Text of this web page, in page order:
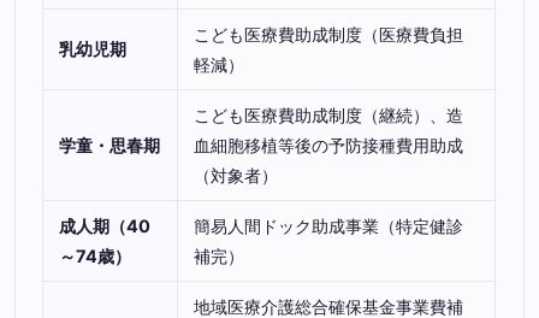
乳幼児期
こども医療費助成制度（医療費負担
軽減）
学童・思春期
こども医療費助成制度（継続）、造
血細胞移植等後の予防接種費用助成
（対象者）
成人期（40
～74歳）
簡易人間ドック助成事業（特定健診
補完）
地域医療介護総合確保基金事業費補